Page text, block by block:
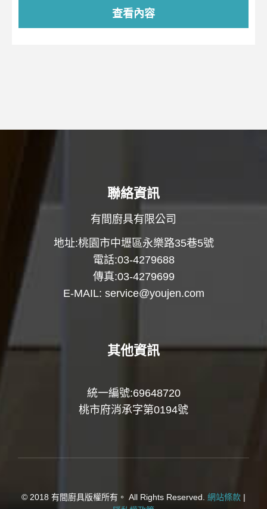
查看內容
聯絡資訊
有間廚具有限公司
地址:桃園市中壢區永樂路35巷5號
電話:03-4279688
傳真:03-4279699
E-MAIL: service@youjen.com
其他資訊
統一編號:69648720
桃市府消承字第0194號
© 2018 有間廚具版權所有。 All Rights Reserved. 網站條款 |